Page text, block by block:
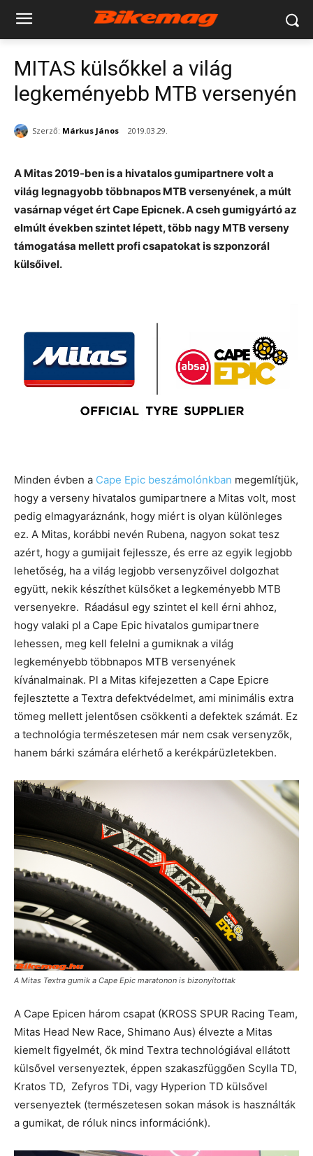
MITAS külsőkkel a világ
legkeményebb MTB versenyén
Szerző: Márkus János 2019.03.29.
A Mitas 2019-ben is a hivatalos gumipartnere volt a
világ legnagyobb többnapos MTB versenyének, a múlt
vasárnap véget ért Cape Epicnek. A cseh gumigyártó az
elmúlt években szintet lépett, több nagy MTB verseny
támogatása mellett profi csapatokat is szponzorál
külsőivel.
Minden évben a Cape Epic beszámolónkban megemlítjük,
hogy a verseny hivatalos gumipartnere a Mitas volt, most
pedig elmagyaráznánk, hogy miért is olyan különleges
ez. A Mitas, korábbi nevén Rubena, nagyon sokat tesz
azért, hogy a gumijait fejlessze, és erre az egyik legjobb
lehetőség, ha a világ legjobb versenyzőivel dolgozhat
együtt, nekik készíthet külsőket a legkeményebb MTB
versenyekre. Ráadásul egy szintet el kell érni ahhoz,
hogy valaki pl a Cape Epic hivatalos gumipartnere
lehessen, meg kell felelni a gumiknak a világ
legkeményebb többnapos MTB versenyének
kívánalmainak. Pl a Mitas kifejezetten a Cape Epicre
fejlesztette a Textra defektvédelmet, ami minimális extra
tömeg mellett jelentősen csökkenti a defektek számát. Ez
a technológia természetesen már nem csak versenyzők,
hanem bárki számára elérhető a kerékpárüzletekben.
A Mitas Textra gumik a Cape Epic maratonon is bizonyítottak
A Cape Epicen három csapat (KROSS SPUR Racing Team,
Mitas Head New Race, Shimano Aus) élvezte a Mitas
kiemelt figyelmét, ők mind Textra technológiával ellátott
külsővel versenyeztek, éppen szakaszfüggően Scylla TD,
Kratos TD, Zefyros TDi, vagy Hyperion TD külsővel
versenyeztek (természetesen sokan mások is használták
a gumikat, de róluk nincs információnk).